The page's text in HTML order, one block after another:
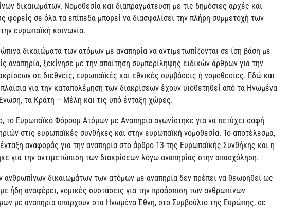
δικαιωμάτων. Νομοθεσία και διαπραγμάτευση με τις δημόσιες αρχές και
φορείς σε όλα τα επίπεδα μπορεί να διασφαλίσει την πλήρη συμμετοχή των
ευρωπαϊκή κοινωνία.
δικαιώματα των ατόμων με αναπηρία να αντιμετωπίζονται σε ίση βάση με
αναπηρία, ξεκίνησε με την απαίτηση συμπερίληψης ειδικών άρθρων για την
σε διεθνείς, ευρωπαϊκές και εθνικές συμβάσεις ή νομοθεσίες. Εδώ και
για την καταπολέμηση των διακρίσεων έχουν υιοθετηθεί από τα Ηνωμένα
τα Κράτη – Μέλη και τις υπό ένταξη χώρες.
το Ευρωπαϊκό Φόρουμ Ατόμων με Αναπηρία αγωνίστηκε για να πετύχει σαφή
στις ευρωπαϊκές συνθήκες και στην ευρωπαϊκή νομοθεσία. Το αποτέλεσμα,
αναφοράς για την αναπηρία στο άρθρο 13 της Ευρωπαϊκής Συνθήκης και η
για την αντιμετώπιση των διακρίσεων λόγω αναπηρίας στην απασχόληση.
δικαιωμάτων των ατόμων με αναπηρία δεν πρέπει να θεωρηθεί ως
ήδη αναφέρει, νομικές συστάσεις για την προάσπιση των ανθρωπίνων
με αναπηρία υπάρχουν στα Ηνωμένα Έθνη, στο Συμβούλιο της Ευρώπης, σε